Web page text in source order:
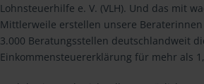
Lohnsteuerhilfe e. V. (VLH). Und das mit
Mittlerweile erstellen unsere
3.000 Beratungsstellen deutschlandweit
Einkommensteuererklärung für mehr als